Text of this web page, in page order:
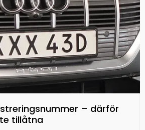
– därför
tillåtna